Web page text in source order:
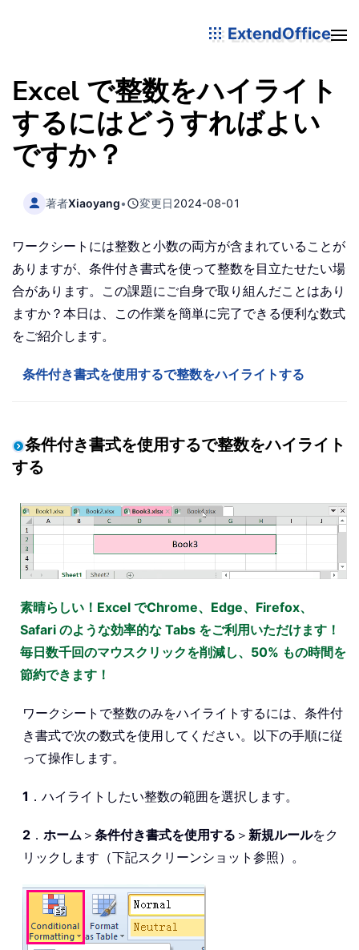
ExtendOffice
Excel で整数をハイライト
するにはどうすればよい
ですか？
著者Xiaoyang• 変更日2024-08-01
ワークシートには整数と小数の両方が含まれていることが
ありますが、条件付き書式を使って整数を目立たせたい場
合があります。この課題にご自身で取り組んだことはあり
ますか？本日は、この作業を簡単に完了できる便利な数式
をご紹介します。
条件付き書式を使用するで整数をハイライトする
条件付き書式を使用するで整数をハイライト
する
素晴らしい！Excel でChrome、Edge、Firefox、
Safari のような効率的な Tabs をご利用いただけます！
毎日数千回のマウスクリックを削減し、50% もの時間を
節約できます！
ワークシートで整数のみをハイライトするには、条件付
き書式で次の数式を使用してください。以下の手順に従
って操作します。
1 ．ハイライトしたい整数の範囲を選択します。
2 ． ホーム ＞ 条件付き書式を使用する ＞ 新規ルールをク
リックします（下記スクリーンショット参照）。